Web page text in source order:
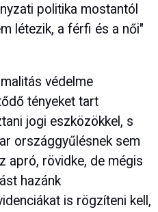
politika mostantól
létezik, a férfi és a női"
védelme
tényeket tart
jogi eszközökkel, s
országgyűlésnek sem
apró, rövidke, de mégis
hazánk
is rögzíteni kell,